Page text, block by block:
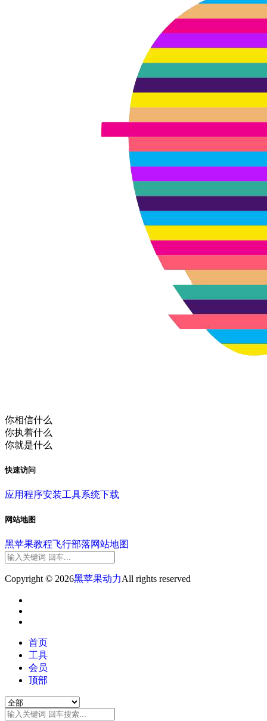
你相信什么
你执着什么
你就是什么
快速访问
应用程序安装工具系统下载
网站地图
黑苹果教程飞行部落网站地图
Copyright © 2026黑苹果动力All rights reserved
首页
工具
会员
顶部